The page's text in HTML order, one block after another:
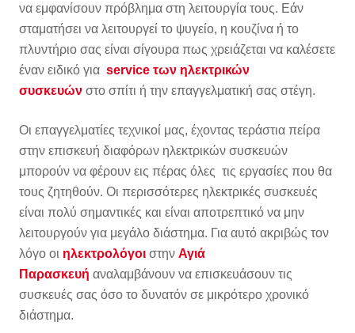
να εμφανίσουν πρόβλημα στη λειτουργία τους. Εάν
σταματήσει να λειτουργεί το ψυγείο, η κουζίνα ή το
πλυντήριο σας είναι σίγουρα πως χρειάζεται να καλέσετε
έναν ειδικό για service των ηλεκτρικών
συσκευών στο σπίτι ή την επαγγελματική σας στέγη.
Οι επαγγελματίες τεχνικοί μας, έχοντας τεράστια πείρα
στην επισκευή διαφόρων ηλεκτρικών συσκευών
μπορούν να φέρουν εις πέρας όλες τις εργασίες που θα
τους ζητηθούν. Οι περισσότερες ηλεκτρικές συσκευές
είναι πολύ σημαντικές και είναι αποτρεπτικό να μην
λειτουργούν για μεγάλο διάστημα. Για αυτό ακριβώς τον
λόγο οι ηλεκτρολόγοι στην Αγιά
Παρασκευή αναλαμβάνουν να επισκευάσουν τις
συσκευές σας όσο το δυνατόν σε μικρότερο χρονικό
διάστημα.